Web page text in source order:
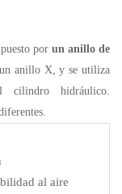
por un anillo de
anillo X, y se utiliza
hidráulico.
al aire